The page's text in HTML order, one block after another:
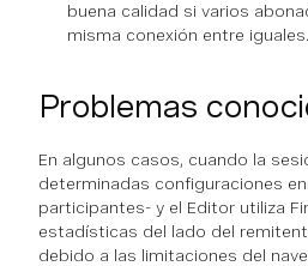
buena calidad si varios
misma conexión entre iguales.
Problemas
En algunos casos, cuando la
determinadas configuraciones
participantes- y el Editor utiliza
estadísticas del lado del
debido a las limitaciones del